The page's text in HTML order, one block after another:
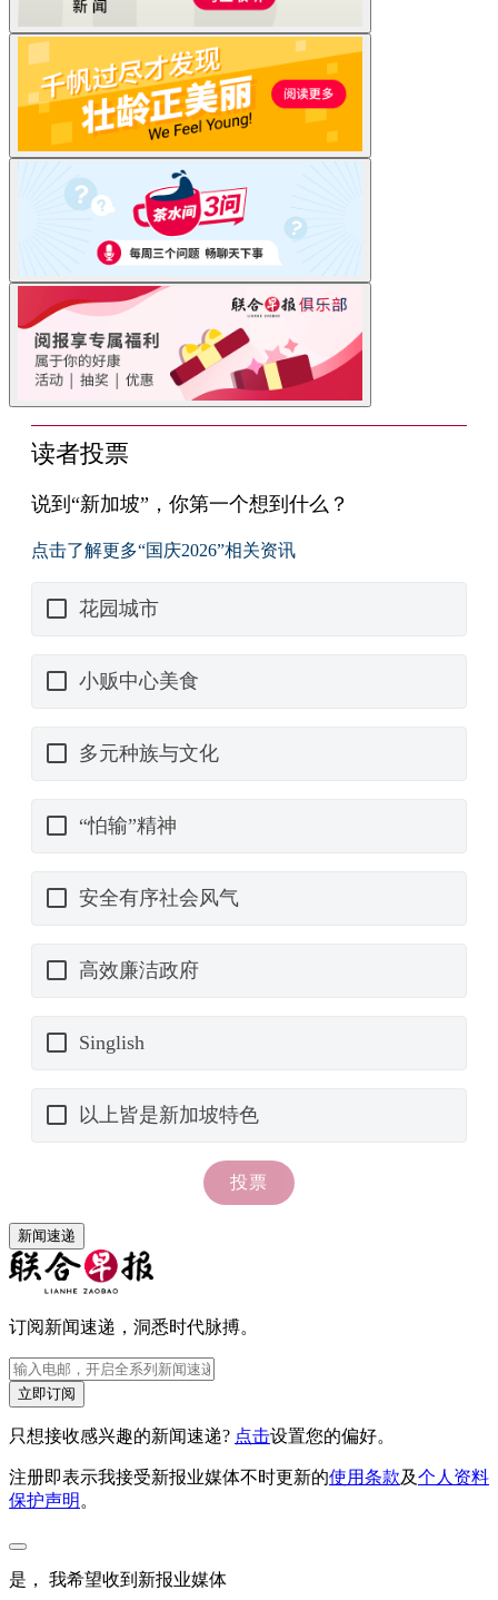
新闻速递
订阅新闻速递，洞悉时代脉搏。
立即订阅
只想接收感兴趣的新闻速递? 点击设置您的偏好。
注册即表示我接受新报业媒体不时更新的使用条款及个人资料
保护声明 。
是， 我希望收到新报业媒体